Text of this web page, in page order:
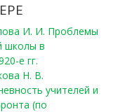
И. И. Проблемы
школы в
е гг.
Н. В.
учителей и
(по